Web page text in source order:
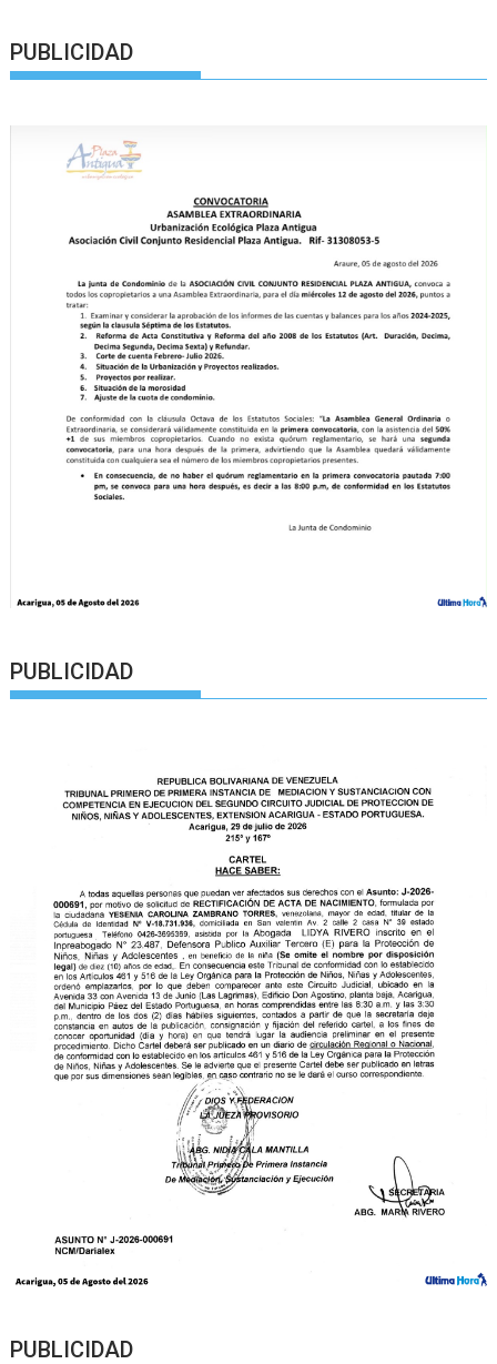
PUBLICIDAD
PUBLICIDAD
PUBLICIDAD